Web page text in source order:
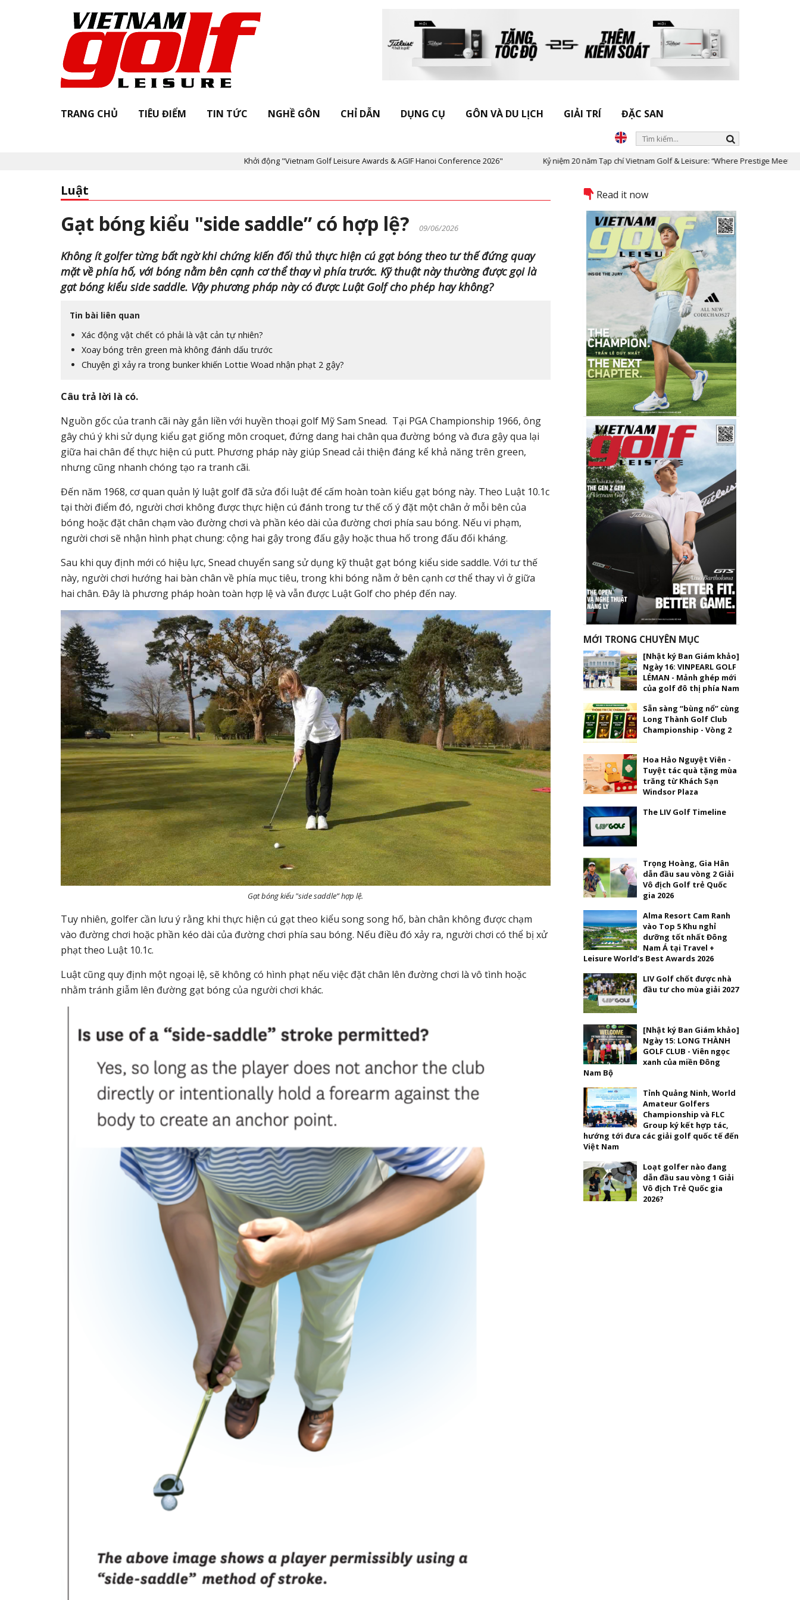
TRANG CHỦ TIÊU ĐIỂM TIN TỨC NGHỀ GÔN CHỈ DẪN DỤNG CỤ GÔN VÀ DU LỊCH GIẢI TRÍ ĐẶC SAN
Khởi động "Vietnam Golf Leisure Awards & AGIF Hanoi Conference 2026" Kỷ niệm 20 năm Tạp chí Vietnam Golf & Leisure: “Where Prestige Meets Legacy”
Luật
Gạt bóng kiểu "side saddle” có hợp lệ? 09/06/2026
Không ít golfer từng bất ngờ khi chứng kiến đối thủ thực hiện cú gạt bóng theo tư thế đứng quay
mặt về phía hố, với bóng nằm bên cạnh cơ thể thay vì phía trước. Kỹ thuật này thường được gọi là
gạt bóng kiểu side saddle. Vậy phương pháp này có được Luật Golf cho phép hay không?
Tin bài liên quan
Xác động vật chết có phải là vật cản tự nhiên?
Xoay bóng trên green mà không đánh dấu trước
Chuyện gì xảy ra trong bunker khiến Lottie Woad nhận phạt 2 gậy?
Câu trả lời là có.
Nguồn gốc của tranh cãi này gắn liền với huyền thoại golf Mỹ Sam Snead. Tại PGA Championship 1966, ông
gây chú ý khi sử dụng kiểu gạt giống môn croquet, đứng dang hai chân qua đường bóng và đưa gậy qua lại
giữa hai chân để thực hiện cú putt. Phương pháp này giúp Snead cải thiện đáng kể khả năng trên green,
nhưng cũng nhanh chóng tạo ra tranh cãi.
Đến năm 1968, cơ quan quản lý luật golf đã sửa đổi luật để cấm hoàn toàn kiểu gạt bóng này. Theo Luật 10.1c
tại thời điểm đó, người chơi không được thực hiện cú đánh trong tư thế cố ý đặt một chân ở mỗi bên của
bóng hoặc đặt chân chạm vào đường chơi và phần kéo dài của đường chơi phía sau bóng. Nếu vi phạm,
người chơi sẽ nhận hình phạt chung: cộng hai gậy trong đấu gậy hoặc thua hố trong đấu đối kháng.
Sau khi quy định mới có hiệu lực, Snead chuyển sang sử dụng kỹ thuật gạt bóng kiểu side saddle. Với tư thế
này, người chơi hướng hai bàn chân về phía mục tiêu, trong khi bóng nằm ở bên cạnh cơ thể thay vì ở giữa
hai chân. Đây là phương pháp hoàn toàn hợp lệ và vẫn được Luật Golf cho phép đến nay.
Gạt bóng kiểu "side saddle” hợp lệ.
Tuy nhiên, golfer cần lưu ý rằng khi thực hiện cú gạt theo kiểu song song hố, bàn chân không được chạm
vào đường chơi hoặc phần kéo dài của đường chơi phía sau bóng. Nếu điều đó xảy ra, người chơi có thể bị xử
phạt theo Luật 10.1c.
Luật cũng quy định một ngoại lệ, sẽ không có hình phạt nếu việc đặt chân lên đường chơi là vô tình hoặc
nhằm tránh giẫm lên đường gạt bóng của người chơi khác.
Read it now
MỚI TRONG CHUYÊN MỤC
[Nhật ký Ban Giám khảo]
Ngày 16: VINPEARL GOLF
LÉMAN - Mảnh ghép mới
của golf đô thị phía Nam
Sẵn sàng “bùng nổ” cùng
Long Thành Golf Club
Championship - Vòng 2
Hoa Hảo Nguyệt Viên -
Tuyệt tác quà tặng mùa
trăng từ Khách Sạn
Windsor Plaza
The LIV Golf Timeline
Trọng Hoàng, Gia Hân
dẫn đầu sau vòng 2 Giải
Vô địch Golf trẻ Quốc
gia 2026
Alma Resort Cam Ranh
vào Top 5 Khu nghỉ
dưỡng tốt nhất Đông
Nam Á tại Travel +
Leisure World’s Best Awards 2026
LIV Golf chốt được nhà
đầu tư cho mùa giải 2027
[Nhật ký Ban Giám khảo]
Ngày 15: LONG THÀNH
GOLF CLUB - Viên ngọc
xanh của miền Đông
Nam Bộ
Tỉnh Quảng Ninh, World
Amateur Golfers
Championship và FLC
Group ký kết hợp tác,
hướng tới đưa các giải golf quốc tế đến
Việt Nam
Loạt golfer nào đang
dẫn đầu sau vòng 1 Giải
Vô địch Trẻ Quốc gia
2026?